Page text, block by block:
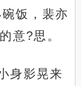
饭，裴亦
意?思。
身影晃来